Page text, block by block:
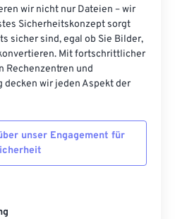
wir nicht nur Dateien – wir
Sicherheitskonzept sorgt
sicher sind, egal ob Sie Bilder,
Mit fortschrittlicher
Rechenzentren und
wir jeden Aspekt der
unser Engagement für